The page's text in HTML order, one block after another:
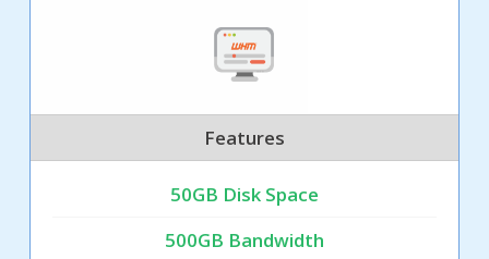
Features
50GB Disk Space
500GB Bandwidth